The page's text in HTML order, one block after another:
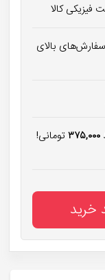
فیزیکی کالا
بالای
۳۷۵,۰۰۰تومانی!
خرید